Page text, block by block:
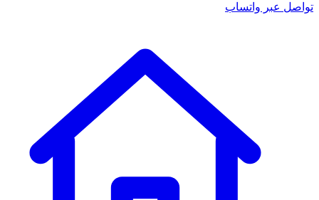
تواصل عبر واتساب